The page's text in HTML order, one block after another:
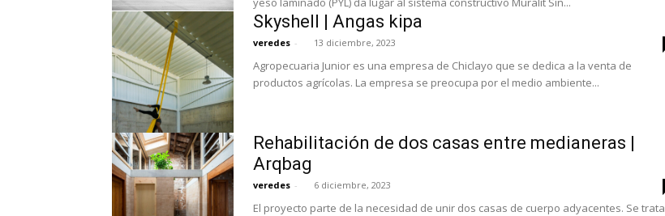
Skyshell | Angas kipa
veredes - 13 diciembre, 2023
Agropecuaria Junior es una empresa de Chiclayo que se dedica a la venta de
productos agrícolas. La empresa se preocupa por el medio ambiente...
Rehabilitación de dos casas entre medianeras |
Arqbag
veredes - 6 diciembre, 2023
El proyecto parte de la necesidad de unir dos casas de cuerpo adyacentes. Se trata